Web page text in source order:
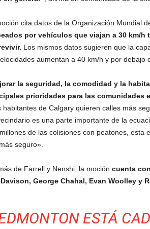
cita datos de la Organización Mundial
por vehículos que viajan a 30 km/
Los mismos datos sugieren que la
aumentan a 40 km/h y por debajo
la seguridad, la comodidad y la
prioridades para las comunidades
habitantes de Calgary quieren calles más
es una parte importante de la
de las colisiones con peatones,
seguro».
de Farrell y Nenshi, la moción cuenta
George Chahal, Evan Woolley y
ESTÁ